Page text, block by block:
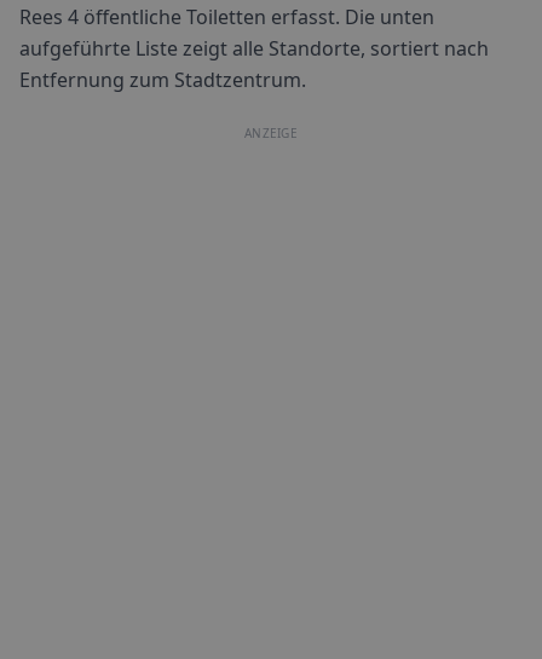
Rees 4 öffentliche Toiletten erfasst. Die unten
aufgeführte Liste zeigt alle Standorte, sortiert nach
Entfernung zum Stadtzentrum.
ANZEIGE